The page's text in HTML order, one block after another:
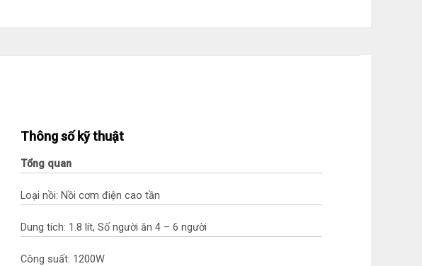
Thông số kỹ thuật
Tổng quan
Loại nồi: Nồi cơm điện cao tần
Dung tích: 1.8 lít, Số người ăn 4 – 6 người
Công suất: 1200W